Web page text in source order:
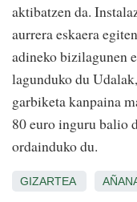
aktibatzen da.
aurrera eskaera
adineko bizilagunen
lagunduko du
garbiketa kanpaina
80 euro inguru balio
ordainduko du.
GIZARTEA